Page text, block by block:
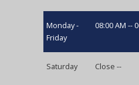
Monday -
Friday
08:00 AM --
Saturday Close --